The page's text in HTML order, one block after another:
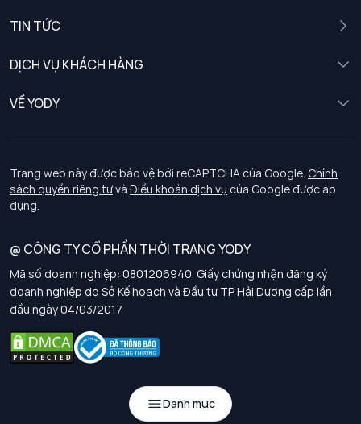
Danh mục
TIN TỨC
DỊCH VỤ KHÁCH HÀNG
Chính sách khách hàng thân thiết
Chính sách bảo vệ dữ liệu cá nhân
Chính sách thanh toán, giao nhận
Chính sách chất lượng và an toàn sức khoẻ nghề nghiệp
Chính sách đơn đồng phục
Hướng dẫn chọn kích thước
VỀ YODY
Tuyển dụng
Trang web này được bảo vệ bởi reCAPTCHA của Google. Chính
sách quyền riêng tưvà Điều khoản dịch vụ của Google được áp
dụng.
@ CÔNG TY CỔ PHẦN THỜI TRANG YODY
Mã số doanh nghiệp: 0801206940. Giấy chứng nhận đăng ký
doanh nghiệp do Sở Kế hoạch và Đầu tư TP Hải Dương cấp lần
đầu ngày 04/03/2017